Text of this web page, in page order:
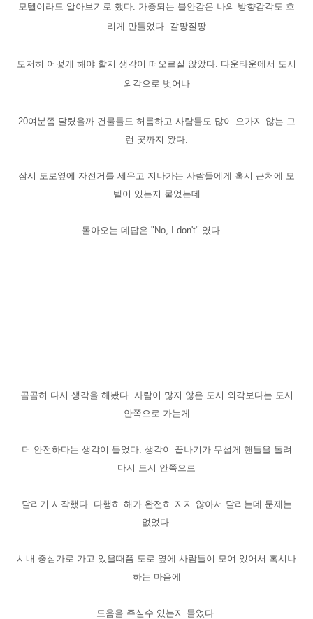
모텔이라도 알아보기로 했다. 가중되는 불안감은 나의 방향감각도 흐
리게 만들었다. 갈팡질팡
도저히 어떻게 해야 할지 생각이 떠오르질 않았다. 다운타운에서 도시
외각으로 벗어나
20여분쯤 달렸을까 건물들도 허름하고 사람들도 많이 오가지 않는 그
런 곳까지 왔다.
잠시 도로옆에 자전거를 세우고 지나가는 사람들에게 혹시 근처에 모
텔이 있는지 물었는데
돌아오는 데답은 " No, I don't" 였다.
곰곰히 다시 생각을 해봤다. 사람이 많지 않은 도시 외각보다는 도시
안쪽으로 가는게
더 안전하다는 생각이 들었다. 생각이 끝나기가 무섭게 핸들을 돌려
다시 도시 안쪽으로
달리기 시작했다. 다행히 해가 완전히 지지 않아서 달리는데 문제는
없었다.
시내 중심가로 가고 있을때쯤 도로 옆에 사람들이 모여 있어서 혹시나
하는 마음에
도움을 주실수 있는지 물었다.